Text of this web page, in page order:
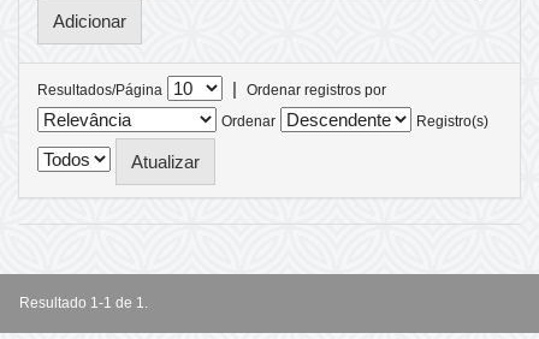
Resultados/Página |
Ordenar registros por
Ordenar
Registro(s)
Resultado 1-1 de 1.